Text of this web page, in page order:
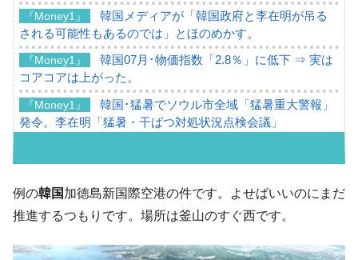
『Money1』
韓国メディアが「韓国政府と李在明が吊る
される可能性もあるのでは」とほのめかす。
『Money1』
韓国07月･物価指数「2.8％」に低下 ⇒ 実は
コアコアは上がった。
『Money1』
韓国･猛暑でソウル市全域「猛暑重大警報」
発令。李在明「猛暑・干ばつ対処状況点検会議」
07月販売台数は去年のほぼ半分「71台」しか売れなかっ
た。『起亜』は9台だけ
『Money1』
韓国「信用赦免を何回やっても、何回やっ
落！
例の韓国加徳島新国際空港の件です。よせばいいのにまだ
推進するつもりです。場所は釜山のすぐ西です。